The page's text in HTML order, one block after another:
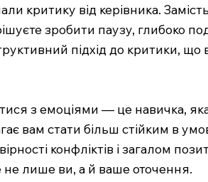
критику від керівника.
зробити паузу, глибоко
підхід до критики,
з емоціями — це навичка,
вам стати більш стійким в
конфліктів і загалом
не лише ви, а й ваше оточення.